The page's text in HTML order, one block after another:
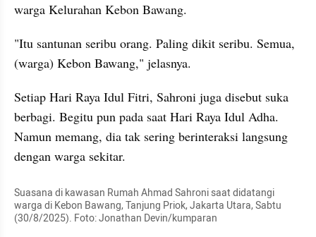
warga Kelurahan Kebon Bawang.
"Itu santunan seribu orang. Paling dikit seribu. Semua,
(warga) Kebon Bawang," jelasnya.
Setiap Hari Raya Idul Fitri, Sahroni juga disebut suka
berbagi. Begitu pun pada saat Hari Raya Idul Adha.
Namun memang, dia tak sering berinteraksi langsung
dengan warga sekitar.
Suasana di kawasan Rumah Ahmad Sahroni saat didatangi
warga di Kebon Bawang, Tanjung Priok, Jakarta Utara, Sabtu
(30/8/2025). Foto: Jonathan Devin/kumparan